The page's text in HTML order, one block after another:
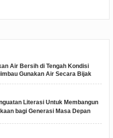
Air Bersih di Tengah Kondisi
Gunakan Air Secara Bijak
Literasi Untuk Membangun
bagi Generasi Masa Depan